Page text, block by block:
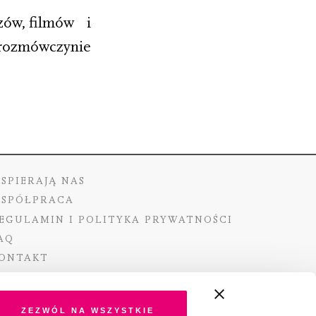
Zezwól na wszystkie
filmów i
NAS
I POLITYKA PRYWATNOŚCI